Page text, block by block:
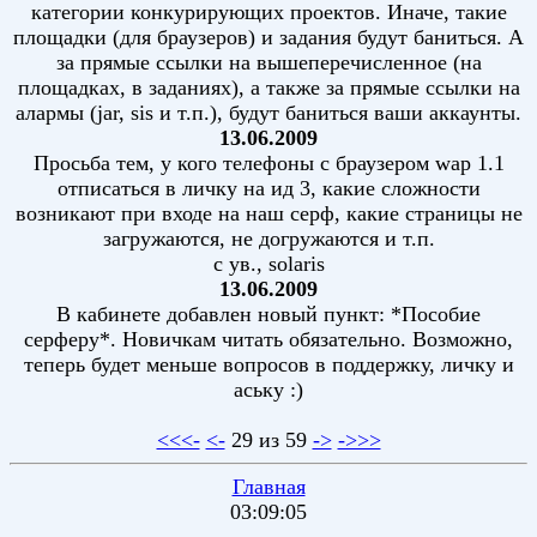
категории конкурирующих проектов. Иначе, такие
площадки (для браузеров) и задания будут баниться. А
за прямые ссылки на вышеперечисленное (на
площадках, в заданиях), а также за прямые ссылки на
алармы (jar, sis и т.п.), будут баниться ваши аккаунты.
13.06.2009
Просьба тем, у кого телефоны с браузером wap 1.1
отписаться в личку на ид 3, какие сложности
возникают при входе на наш серф, какие страницы не
загружаются, не догружаются и т.п.
с ув., solaris
13.06.2009
В кабинете добавлен новый пункт: *Пособие
серферу*. Новичкам читать обязательно. Возможно,
теперь будет меньше вопросов в поддержку, личку и
аську :)
<<<- <-29 из 59 -> ->>>
Главная
03:09:05